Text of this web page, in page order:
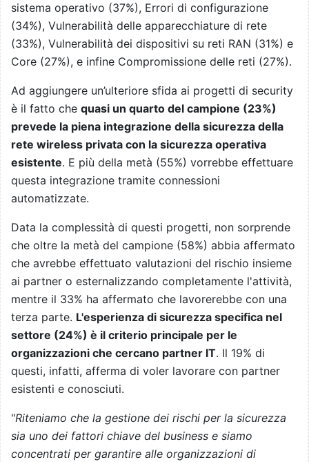
sistema operativo (37%), Errori di configurazione
(34%), Vulnerabilità delle apparecchiature di rete
(33%), Vulnerabilità dei dispositivi su reti RAN (31%) e
Core (27%), e infine Compromissione delle reti (27%).
Ad aggiungere un’ulteriore sfida ai progetti di security
è il fatto che quasi un quarto del campione (23%)
prevede la piena integrazione della sicurezza della
rete wireless privata con la sicurezza operativa
esistente. E più della metà (55%) vorrebbe effettuare
questa integrazione tramite connessioni
automatizzate.
Data la complessità di questi progetti, non sorprende
che oltre la metà del campione (58%) abbia affermato
che avrebbe effettuato valutazioni del rischio insieme
ai partner o esternalizzando completamente l'attività,
mentre il 33% ha affermato che lavorerebbe con una
terza parte. L'esperienza di sicurezza specifica nel
settore (24%) è il criterio principale per le
organizzazioni che cercano partner IT. Il 19% di
questi, infatti, afferma di voler lavorare con partner
esistenti e conosciuti.
"Riteniamo che la gestione dei rischi per la sicurezza
sia uno dei fattori chiave del business e siamo
concentrati per garantire alle organizzazioni di